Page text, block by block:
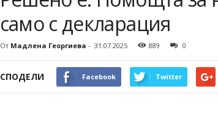
само с декларация
От Мадлена Георгиева - 31.07.2025 889 0
СПОДЕЛИ Facebook Twitter